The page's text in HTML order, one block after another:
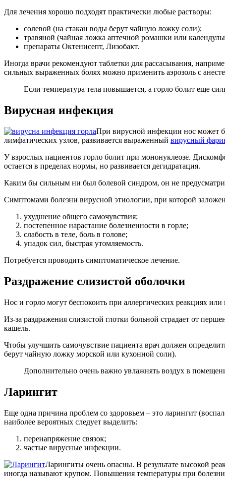
Для лечения хорошо подходят практически любые растворы:
солевой (на стакан воды берут чайную ложку соли);
травяной (чайная ложка аптечной ромашки или
препараты Октенисепт, Лизобакт.
Иногда врачи рекомендуют таблетки для рассасывания,
сильных выраженных болях можно применить аэрозоль с
Если температура тела повышается, а горло болит еще
Вирусная инфекция
При вирусной инфекции нос может
лимфатических узлов, развивается выраженный вирусный
У взрослых пациентов горло болит при мононуклеозе.
остается в пределах нормы, но развивается дегидратация.
Каким бы сильным ни был болевой синдром, он не
Симптомами болезни вирусной этиологии, при которой
ухудшение общего самочувствия;
постепенное нарастание болезненности в горле;
слабость в теле, боль в голове;
упадок сил, быстрая утомляемость.
Потребуется проводить симптоматическое лечение.
Раздражение слизистой оболочки
Нос и горло могут беспокоить при аллергических реакциях или
Из-за раздражения слизистой глотки больной страдает от
кашель.
Чтобы улучшить самочувствие пациента врач должен
берут чайную ложку морской или кухонной соли).
Дополнительно очень важно увлажнять воздух в
Ларингит
Еще одна причина проблем со здоровьем – это ларингит
наиболее вероятных следует выделить:
перенапряжение связок;
частые вирусные инфекции.
Ларингиты очень опасны. В результате высокой
иногда называют крупом. Повышения температуры при болезни